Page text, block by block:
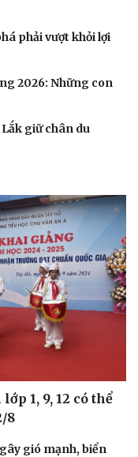
phải vượt khỏi lợi
2026: Những con
giữ chân du
1, 9, 12 có thể
8
gió mạnh, biển